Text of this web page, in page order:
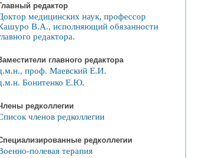
редактор
медицинских наук, профессор
В.А., исполняющий обязанности
редактора.
главного редактора
проф. Маевский Е.И.
Бонитенко Е.Ю.
редколлегии
членов редколлегии
редколлегии
полевая терапия